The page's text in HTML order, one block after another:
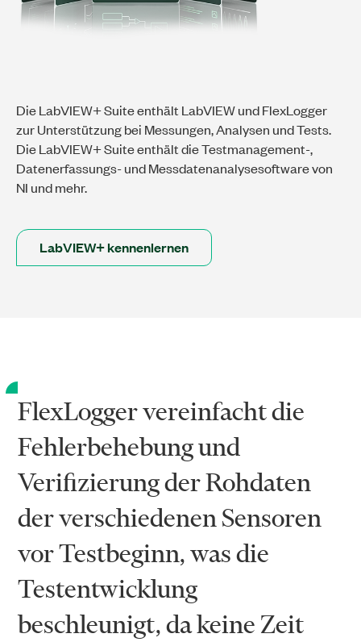
Die LabVIEW+ Suite enthält LabVIEW und FlexLogger
zur Unterstützung bei Messungen, Analysen und Tests.
Die LabVIEW+ Suite enthält die Testmanagement-,
Datenerfassungs- und Messdatenanalysesoftware von
NI und mehr.
LabVIEW+ kennenlernen
FlexLogger vereinfacht die
Fehlerbehebung und
Verifizierung der Rohdaten
der verschiedenen Sensoren
vor Testbeginn, was die
Testentwicklung
beschleunigt, da keine Zeit